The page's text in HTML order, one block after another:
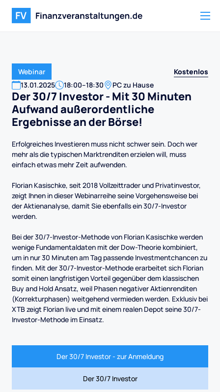
Webinar
Kostenlos
13.01.2025 18:00–18:30 PC zu Hause
Der 30/7 Investor - Mit 30 Minuten
Aufwand außerordentliche
Ergebnisse an der Börse!
Erfolgreiches Investieren muss nicht schwer sein. Doch wer
mehr als die typischen Marktrenditen erzielen will, muss
einfach etwas mehr Zeit aufwenden.
Florian Kasischke, seit 2018 Vollzeittrader und Privatinvestor,
zeigt Ihnen in dieser Webinarreihe seine Vorgehensweise bei
der Aktienanalyse, damit Sie ebenfalls ein 30/7-Investor
werden.
Bei der 30/7-Investor-Methode von Florian Kasischke werden
wenige Fundamentaldaten mit der Dow-Theorie kombiniert,
um in nur 30 Minuten am Tag passende Investmentchancen zu
finden. Mit der 30/7-Investor-Methode erarbeitet sich Florian
somit einen langfristigen Vorteil gegenüber dem klassischen
Buy and Hold Ansatz, weil Phasen negativer Aktienrenditen
(Korrekturphasen) weitgehend vermieden werden. Exklusiv bei
XTB zeigt Florian live und mit einem realen Depot seine 30/7-
Investor-Methode im Einsatz.
Der 30/7 Investor - zur Anmeldung
Der 30/7 Investor